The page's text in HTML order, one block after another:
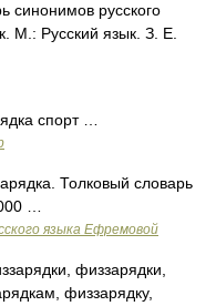
синонимов русского
М.: Русский язык. З. Е.
спорт …
Толковый словарь
…
языка Ефремовой
физзарядки,
физзарядку,